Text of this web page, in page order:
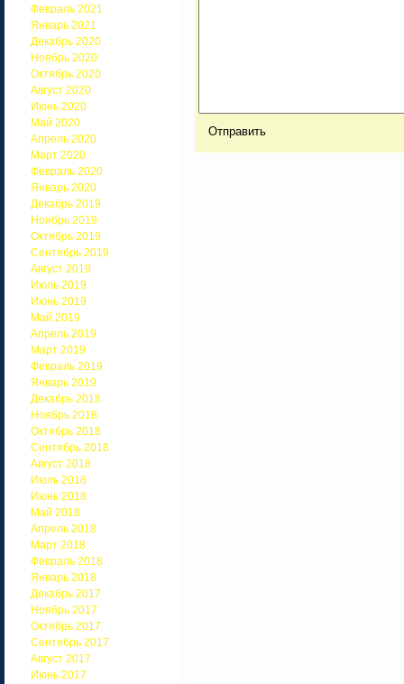
Февраль 2021
Январь 2021
Декабрь 2020
Ноябрь 2020
Октябрь 2020
Август 2020
Июнь 2020
Май 2020
Апрель 2020
Март 2020
Февраль 2020
Январь 2020
Декабрь 2019
Ноябрь 2019
Октябрь 2019
Сентябрь 2019
Август 2019
Июль 2019
Июнь 2019
Май 2019
Апрель 2019
Март 2019
Февраль 2019
Январь 2019
Декабрь 2018
Ноябрь 2018
Октябрь 2018
Сентябрь 2018
Август 2018
Июль 2018
Июнь 2018
Май 2018
Апрель 2018
Март 2018
Февраль 2018
Январь 2018
Декабрь 2017
Ноябрь 2017
Октябрь 2017
Сентябрь 2017
Август 2017
Июнь 2017